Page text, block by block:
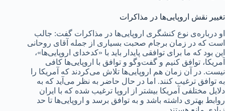
تغییر نقش اروپایی‌ها در مذاکرات
او درباره‌ی نوع کنشگری اروپایی‌ها در مذاکرات گفت: جالب
است که در زمان برجام صحبت بسیاری از جمله آقای روحانی
این بود که ما برای توافقی پایدار باید با «کدخدای اروپایی‌ها»،
آمریکا، توافق کنیم و گفت‌وگو و توافق با اروپایی‌ها کافی
نیست. در آن زمان هم اروپایی‌ها تلاش می‌کردند که آمریکا را
به توافق ترغیب کنند. اما در حال حاضر به نظر می‌آید که به
دلایل مختلفی آمریکا بیشتر از اروپا ترغیب شده که با ایران
روابط بهتری داشته باشد و به توافق برسد و اروپایی‌ها تا حد